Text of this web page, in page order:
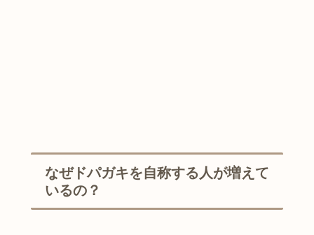
なぜドパガキを自称する人が増えて
いるの？